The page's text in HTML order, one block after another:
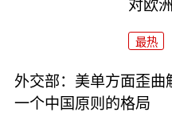
对欧
最热
外交部：美单方面歪
一个中国原则的格局